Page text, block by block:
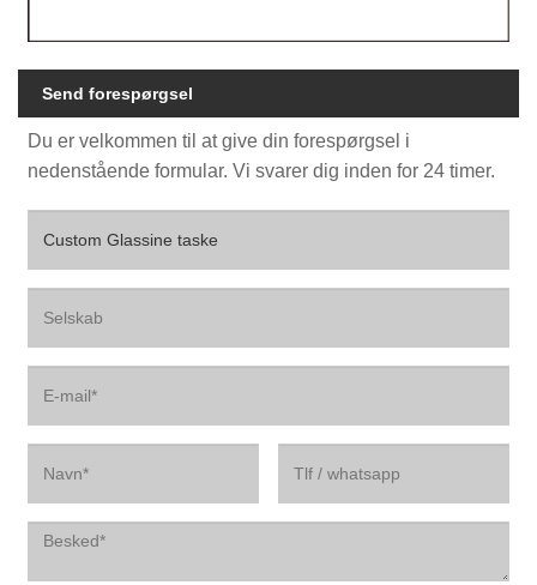
Send forespørgsel
Du er velkommen til at give din forespørgsel i
nedenstående formular. Vi svarer dig inden for 24 timer.